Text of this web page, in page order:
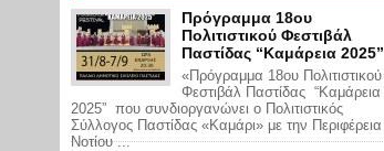
Πρόγραμμα 18ου
Πολιτιστικού Φεστιβάλ
Παστίδας “Καμάρεια 2025”
«Πρόγραμμα 18ου Πολιτιστικού
Φεστιβάλ Παστίδας “Καμάρεια
2025” που συνδιοργανώνει ο Πολιτιστικός
Σύλλογος Παστίδας «Καμάρι» με την Περιφέρεια
Νοτίου ...